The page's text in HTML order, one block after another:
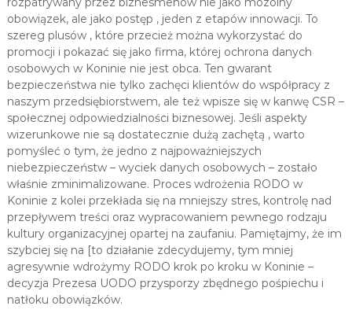
obowiązek, ale jako postęp , jeden z etapów innowacji. To
szereg plusów , które przecież można wykorzystać do
promocji i pokazać się jako firma, której ochrona danych
osobowych w Koninie nie jest obca. Ten gwarant
bezpieczeństwa nie tylko zachęci klientów do współpracy z
naszym przedsiębiorstwem, ale też wpisze się w kanwę CSR –
społecznej odpowiedzialności biznesowej. Jeśli aspekty
wizerunkowe nie są dostatecznie dużą zachętą , warto
pomyśleć o tym, że jedno z najpoważniejszych
niebezpieczeństw – wyciek danych osobowych – zostało
właśnie zminimalizowane. Proces wdrożenia RODO w
Koninie z kolei przekłada się na mniejszy stres, kontrolę nad
przepływem treści oraz wypracowaniem pewnego rodzaju
kultury organizacyjnej opartej na zaufaniu. Pamiętajmy, że im
szybciej się na [to działanie zdecydujemy, tym mniej
agresywnie wdrożymy RODO krok po kroku w Koninie –
decyzja Prezesa UODO przysporzy zbędnego pośpiechu i
natłoku obowiązków.